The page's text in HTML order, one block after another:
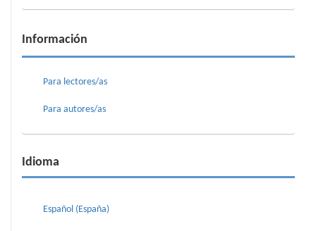
Información
Para lectores/as
Para autores/as
Idioma
Español (España)